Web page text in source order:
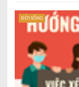
ĐỜI SỐNG